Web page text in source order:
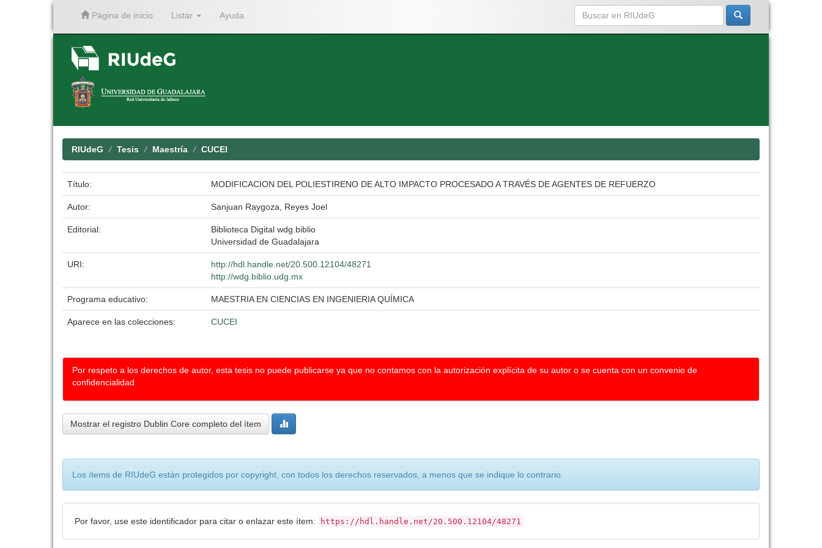
Página de inicio Listar Ayuda
RIUdeG Tesis Maestría CUCEI
Título: MODIFICACION DEL POLIESTIRENO DE ALTO IMPACTO PROCESADO A TRAVÉS DE AGENTES DE REFUERZO
Autor: Sanjuan Raygoza, Reyes Joel
Editorial:
Biblioteca Digital wdg.biblio
Universidad de Guadalajara
URI:
http://hdl.handle.net/20.500.12104/48271
http://wdg.biblio.udg.mx
Programa educativo: MAESTRIA EN CIENCIAS EN INGENIERIA QUÍMICA
Aparece en las colecciones: CUCEI
Por respeto a los derechos de autor, esta tesis no puede publicarse ya que no contamos con la autorización explícita de su autor o se cuenta con un convenio de
confidencialidad
Mostrar el registro Dublin Core completo del ítem
Los ítems de RIUdeG están protegidos por copyright, con todos los derechos reservados, a menos que se indique lo contrario.
Por favor, use este identificador para citar o enlazar este ítem: https://hdl.handle.net/20.500.12104/48271